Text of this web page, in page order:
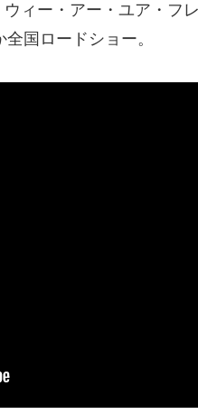
ィー・アー・ユア・フ
国ロードショー。